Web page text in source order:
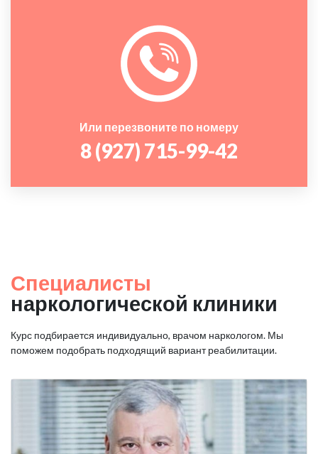
Или перезвоните по номеру
8 (927) 715-99-42
Специалисты
наркологической клиники
Курс подбирается индивидуально, врачом наркологом. Мы
поможем подобрать подходящий вариант реабилитации.